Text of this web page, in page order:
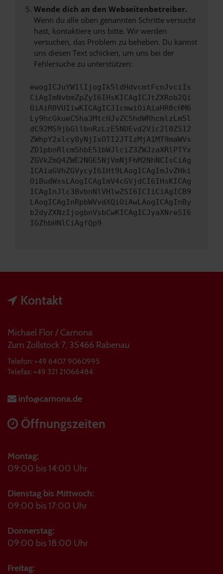
Wende dich an den Webseitenbetreiber.
Wenn du alle oben genannten Schritte versucht
hast, kontaktiere uns bitte. Wir werden
versuchen, das Problem zu beheben. Du kannst
uns diesen Text schicken, um uns bei der
Fehlersuche zu unterstützen:
ewogICJuYW1lIjogIk5ldHdvcmtFcnJvciIs
CiAgImNvbmZpZyI6IHsKICAgICJtZXRob2Qi
OiAiR0VUIiwKICAgICJ1cmwiOiAiaHR0cHM6
Ly9hcGkueC5ha3MtcHJvZC5hdWRhcmlzLm5l
dC92MS9jbGllbnRzLzE5NDEvd2Vic2l0ZS12
ZWhpY2xlcy8yNjIxOTI2JTIzMjA1MT9maWVs
ZD1pbnRlcm5hbE51bWJlciZ3ZWJzaXRlPTYx
ZGVkZmQ4ZWE2NGE5NjVmNjFhM2NhNCIsCiAg
ICAiaGVhZGVycyI6IHt9LAogICAgImJvZHki
OiBudWxsLAogICAgImV4cGVjdCI6IHsKICAg
ICAgInJlc3BvbnNlVHlwZSI6ICIiCiAgICB9
LAogICAgInRpbWVvdXQiOiAwLAogICAgInBy
b2dyZXNzIjogbnVsbCwKICAgICJyaXNreSI6
IGZhbHNlCiAgfQp9
Kontakt
Michael Flor / Carnona
Zum Zollstock 7, 35466 Rabenau
Telefon: +49 6407 9060995
Telefax: +49 321 21066484
info@carnona.de
Öffnungszeiten
Montag:
09:00 bis 14:00 Uhr
Dienstag bis Mittwoch:
09:00 bis 17:00 Uhr
Donnerstag:
09:00 bis 18:00 Uhr
Freitag: